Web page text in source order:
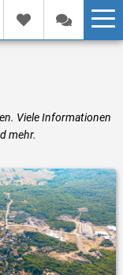
Viele Informationen
mehr.